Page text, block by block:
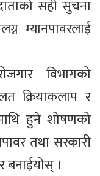
सही सुचना
म्यानपावरलाई
विभागको
क्रियाकलाप र
हुने शोषणको
तथा सरकारी
बनाईयोस् ।